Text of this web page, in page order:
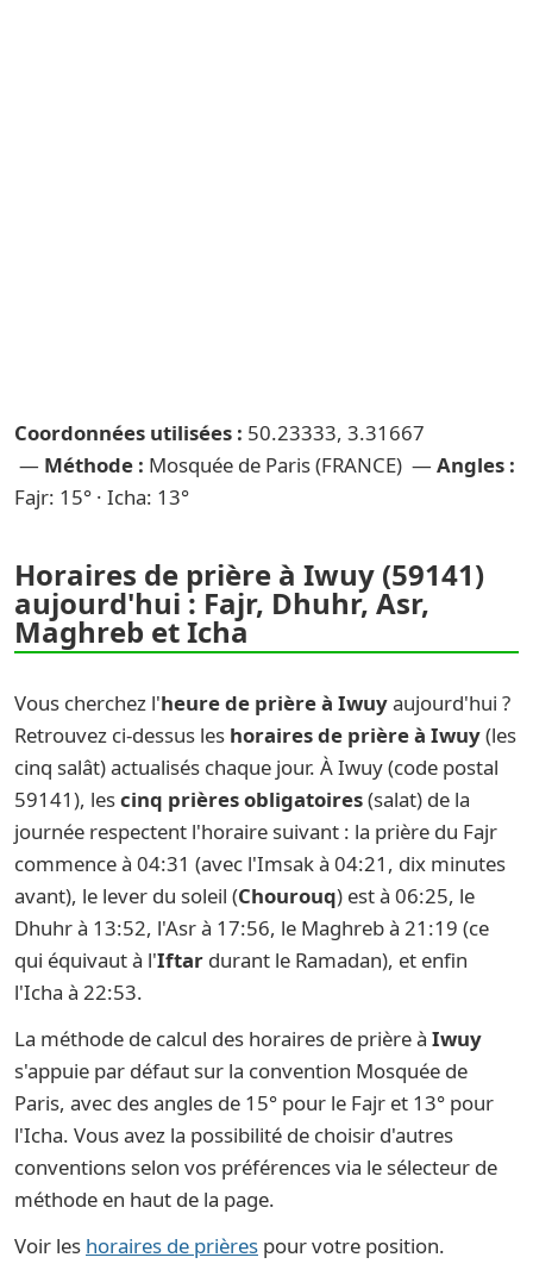
Coordonnées utilisées : 50.23333, 3.31667
— Méthode : Mosquée de Paris (FRANCE) — Angles :
Fajr: 15° · Icha: 13°
Horaires de prière à Iwuy (59141)
aujourd'hui : Fajr, Dhuhr, Asr,
Maghreb et Icha
Vous cherchez l'heure de prière à Iwuyaujourd'hui ?
Retrouvez ci-dessus les horaires de prière à Iwuy(les
cinq salât) actualisés chaque jour. À Iwuy (code postal
59141), lescinq prières obligatoires(salat) de la
journée respectent l'horaire suivant : la prière du Fajr
commence à 04:31 (avec l'Imsak à 04:21, dix minutes
avant), le lever du soleil (Chourouq) est à 06:25, le
Dhuhr à 13:52, l'Asr à 17:56, le Maghreb à 21:19 (ce
qui équivaut à l'Iftar durant le Ramadan), et enfin
l'Icha à 22:53.
La méthode de calcul des horaires de prière à Iwuy
s'appuie par défaut sur la convention Mosquée de
Paris, avec des angles de 15° pour le Fajr et 13° pour
l'Icha. Vous avez la possibilité de choisir d'autres
conventions selon vos préférences via le sélecteur de
méthode en haut de la page.
Voir les horaires de prières pour votre position.